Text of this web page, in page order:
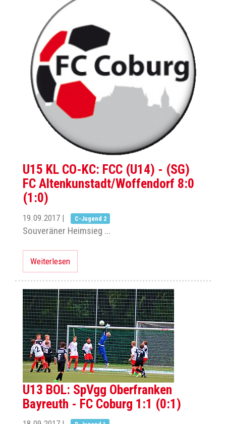
U15 KL CO-KC: FCC (U14) - (SG)
FC Altenkunstadt/Woffendorf 8:0
(1:0)
19.09.2017 | C-Jugend 2
Souveräner Heimsieg ...
Weiterlesen
U13 BOL: SpVgg Oberfranken
Bayreuth - FC Coburg 1:1 (0:1)